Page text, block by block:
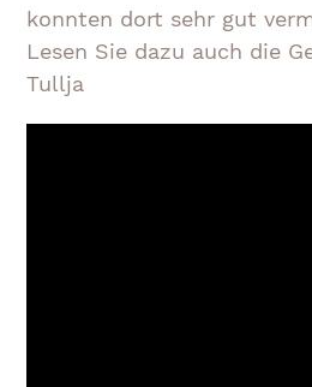
konnten dort sehr gut
Lesen Sie dazu auch die
Tullja